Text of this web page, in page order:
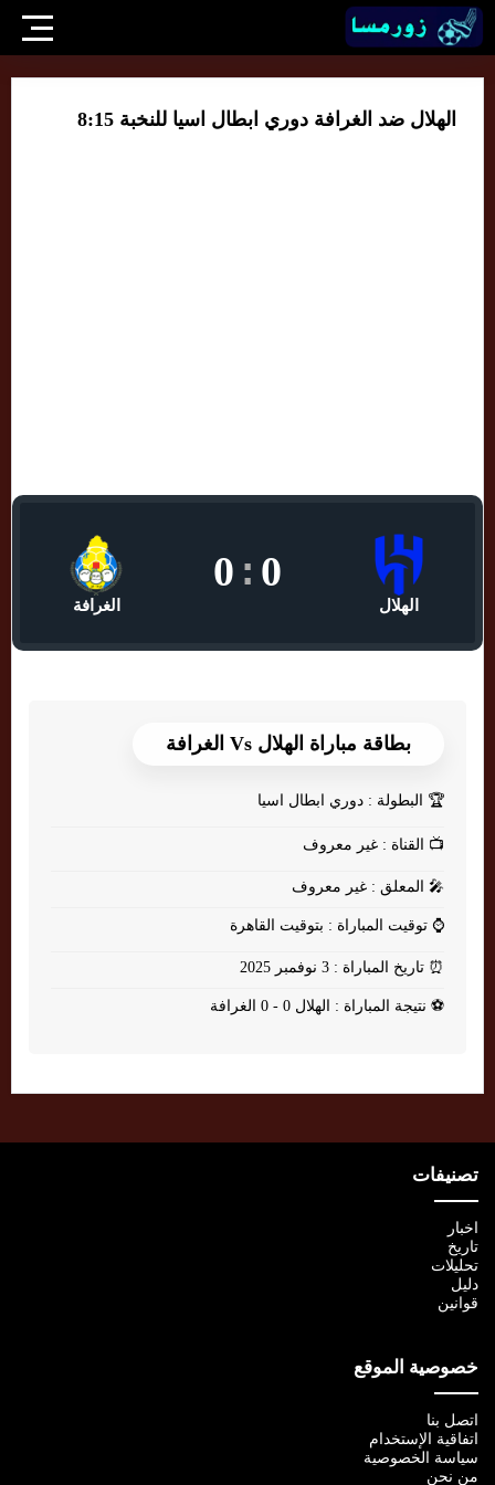
الهلال ضد الغرافة دوري ابطال اسيا للنخبة 8:15
الهلال
0
:
0
الغرافة
بطاقة مباراة الهلال Vs الغرافة
🏆 البطولة : دوري ابطال اسيا
📺 القناة : غير معروف
🎤 المعلق : غير معروف
⌚ توقيت المباراة : بتوقيت القاهرة
⏰ تاريخ المباراة : 3 نوفمبر 2025
⚽ نتيجة المباراة : الهلال 0 - 0 الغرافة
تصنيفات
اخبار
تاريخ
تحليلات
دليل
قوانين
خصوصية الموقع
اتصل بنا
اتفاقية الإستخدام
سياسة الخصوصية
من نحن